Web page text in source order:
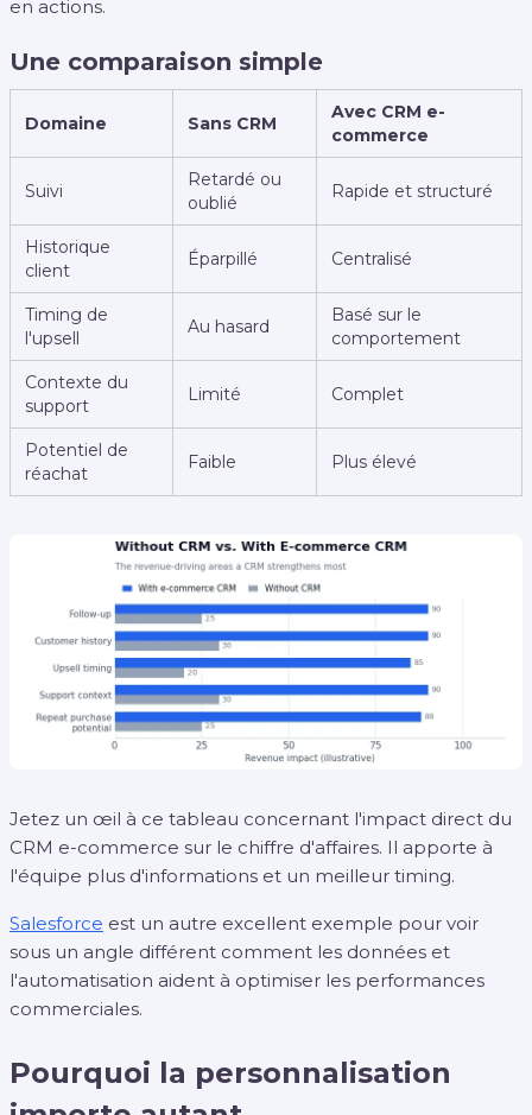
en actions.
Une comparaison simple
Domaine Sans CRM
Avec CRM e-
commerce
Suivi
Retardé ou
oublié
Rapide et structuré
Historique
client
Éparpillé Centralisé
Timing de
l'upsell
Au hasard
Basé sur le
comportement
Contexte du
support
Limité Complet
Potentiel de
réachat
Faible Plus élevé
Jetez un œil à ce tableau concernant l'impact direct du
CRM e-commerce sur le chiffre d'affaires. Il apporte à
l'équipe plus d'informations et un meilleur timing.
Salesforce est un autre excellent exemple pour voir
sous un angle différent comment les données et
l'automatisation aident à optimiser les performances
commerciales.
Pourquoi la personnalisation